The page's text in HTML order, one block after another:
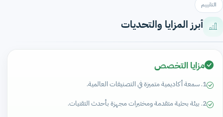
التقييم
أبرز المزايا والتحديات
مزايا التخصص
1. سمعة أكاديمية متميزة في التصنيفات العالمية.
2. بيئة بحثية متقدمة ومختبرات مجهزة بأحدث التقنيات.